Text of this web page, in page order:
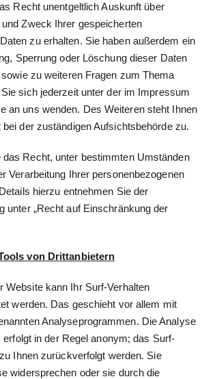
Recht unentgeltlich Auskunft über
Zweck Ihrer gespeicherten
zu erhalten. Sie haben außerdem ein
Sperrung oder Löschung dieser Daten
zu weiteren Fragen zum Thema
sich jederzeit unter der im Impressum
an uns wenden. Des Weiteren steht Ihnen
der zuständigen Aufsichtsbehörde zu.
Recht, unter bestimmten Umständen
Verarbeitung Ihrer personenbezogenen
hierzu entnehmen Sie der
unter „Recht auf Einschränkung der
von Drittanbietern
Website kann Ihr Surf-Verhalten
werden. Das geschieht vor allem mit
Analyseprogrammen. Die Analyse
in der Regel anonym; das Surf-
Ihnen zurückverfolgt werden. Sie
widersprechen oder sie durch die